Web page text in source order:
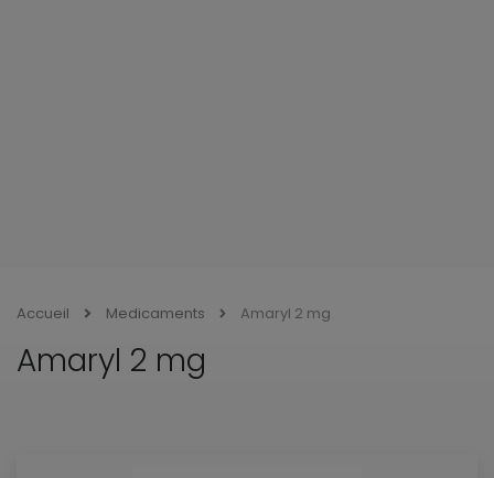
Accueil Medicaments Amaryl 2 mg
Amaryl 2 mg